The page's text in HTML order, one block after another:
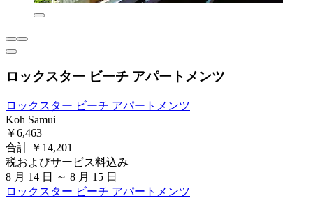
ロックスター ビーチ アパートメンツ
ロックスター ビーチ アパートメンツ
Koh Samui
￥6,463
合計 ￥14,201
税およびサービス料込み
8 月 14 日 ～ 8 月 15 日
ロックスター ビーチ アパートメンツ